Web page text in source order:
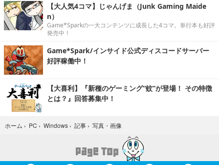
【大人気4コマ】じゃんげま（Junk Gaming Maide
n）
Game*Sparkの一大コンテンツに成長した4コマ。単行本も好評
発売中！
Game*Spark/インサイド公式ディスコードサーバー
好評稼働中！
【大喜利】『新種のゲーミング“蚊”が登場！ その特徴
とは？』回答募集中！
ホーム › PC › Windows › 記事 › 写真・画像